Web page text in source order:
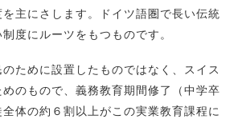
主にさします。ドイツ語圏で長い伝統
度にルーツをもつものです。
ために設置したものではなく、スイス
のもので、義務教育期間修了（中学卒
体の約６割以上がこの実業教育課程に